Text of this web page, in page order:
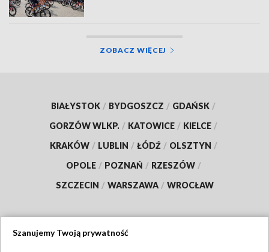
ZOBACZ WIĘCEJ
BIAŁYSTOK / BYDGOSZCZ / GDAŃSK /
GORZÓW WLKP. / KATOWICE / KIELCE /
KRAKÓW / LUBLIN / ŁÓDŹ / OLSZTYN /
OPOLE / POZNAŃ / RZESZÓW /
SZCZECIN / WARSZAWA / WROCŁAW
Szanujemy Twoją prywatność